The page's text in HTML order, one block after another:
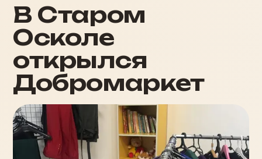
В Старом
Осколе
открылся
Добромаркет